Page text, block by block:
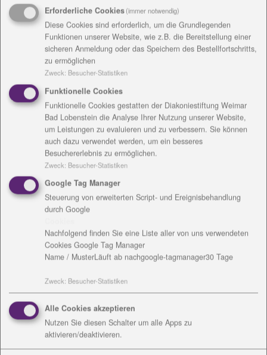
Überwindung, sich mit ihren Problemen an andere,
erst recht an Fremde zu wenden.
Überforderungssituationen in der Familie, Probleme
während eines Trennungskonfliktes, finanzielle
Engpässe, Fragen zur Erstausstattung für junge
Familien, Versorgung von pflegebedürftigen
Angehörigen, Anfragen von Behörden zur
Weiterbetreuung nach der Entlassung aus dem
Krankenhaus, solche und andere
Lebensentscheidungen versuche ich gemeinsam mit
den Betroffenen zu begleiten und Lösungen oder
weiterführende Hilfen zu finden.
Wie können Sie helfen?
Dorothee Kallenbach:Ich kann Beratungen anbieten
oder spezielle Beratungen vermitteln, z. B.
Rechtsberatung, familientherapeutische Angebote,
ich kann Kontakte zu Suchtberatungen vermitteln
und Besuche durch andere Dienste (Seelsorger,
auch Anträge vor. Auch für finanzielle Notlagen
können Auswege gesucht und gefunden werden.
Gerade in der aktuellen Situation benötigen
besonders ältere Menschen Unterstützung bei der
Erforderliche Cookies(immer notwendig)
Diese Cookies sind erforderlich, um die Grundlegenden
Funktionen unserer Website, wie z.B. die Bereitstellung einer
sicheren Anmeldung oder das Speichern des Bestellfortschritts,
zu ermöglichen
Zweck: Besucher-Statistiken
Funktionelle Cookies
Funktionelle Cookies gestatten der Diakoniestiftung Weimar
Bad Lobenstein die Analyse Ihrer Nutzung unserer Website,
um Leistungen zu evaluieren und zu verbessern. Sie können
auch dazu verwendet werden, um ein besseres
Besuchererlebnis zu ermöglichen.
Zweck: Besucher-Statistiken
Google Tag Manager
Steuerung von erweiterten Script- und Ereignisbehandlung
durch Google
Nachfolgend finden Sie eine Liste aller von uns verwendeten
Cookies Google Tag Manager
Name / MusterLäuft ab nachgoogle-tagmanager30 Tage
Zweck: Besucher-Statistiken
Alle Cookies akzeptieren
Nutzen Sie diesen Schalter um alle Apps zu
aktivieren/deaktivieren.